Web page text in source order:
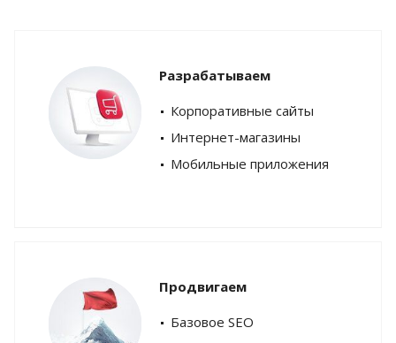
Разрабатываем
Корпоративные сайты
Интернет-магазины
Мобильные приложения
Продвигаем
Базовое SEO